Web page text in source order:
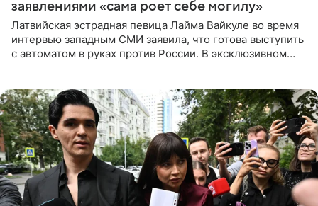
заявлениями «сама роет себе могилу»
Латвийская эстрадная певица Лайма Вайкуле во время
интервью западным СМИ заявила, что готова выступить
с автоматом в руках против России. В эксклюзивном